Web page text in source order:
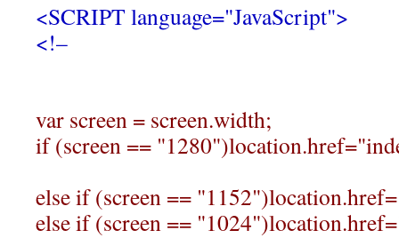
<SCRIPT language="JavaScript">
<!–
var screen = screen.width;
if (screen ==
else if (screen ==
else if (screen ==